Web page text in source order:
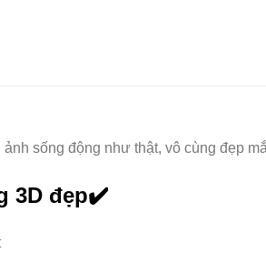
sống động như thật, vô cùng đẹp
3D đẹp✔️